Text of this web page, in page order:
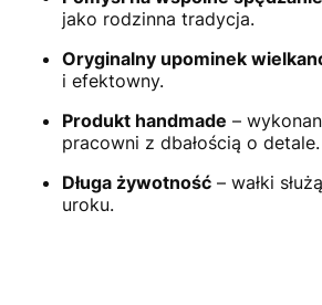
jako rodzinna tradycja.
Oryginalny upominek
i efektowny.
Produkt handmade –
pracowni z dbałością o detale.
Długa żywotność – wałki
uroku.